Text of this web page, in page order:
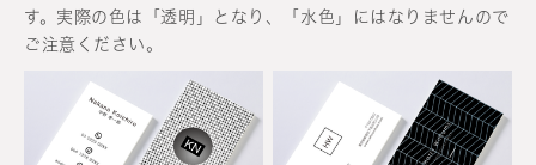
す。実際の色は「透明」となり、「水色」にはなりませんので
ご注意ください。